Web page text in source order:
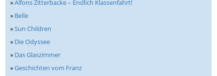
»Alfons Zitterbacke – Endlich Klassenfahrt!
» Belle
»Sun Children
» Die Odyssee
» Das Glaszimmer
»Geschichten vom Franz